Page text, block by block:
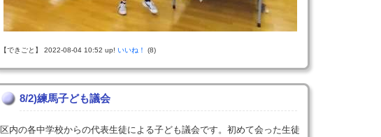
【できごと】 2022-08-04 10:52 up! いいね！ (8)
8/2)練馬子ども議会
区内の各中学校からの代表生徒による子ども議会です。初めて会った生徒